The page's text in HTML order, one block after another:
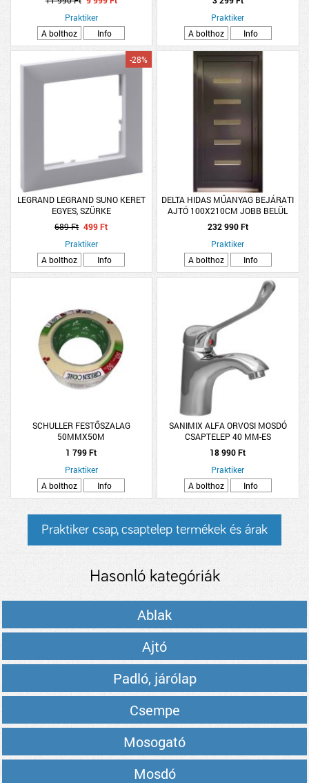
Praktiker
A bolthoz
Info
Praktiker
A bolthoz
Info
LEGRAND LEGRAND SUNO KERET
EGYES, SZÜRKE
-28%
689 Ft 499 Ft
Praktiker
A bolthoz
Info
DELTA HIDAS MŰANYAG BEJÁRATI
AJTÓ 100X210CM JOBB BELÜL
FEHÉR KÍVÜL ANTRACIT W5K SIMA
232 990 Ft
Praktiker
A bolthoz
Info
SCHULLER FESTŐSZALAG
50MMX50M
1 799 Ft
Praktiker
A bolthoz
Info
SANIMIX ALFA ORVOSI MOSDÓ
CSAPTELEP 40 MM-ES
KERÁMIABETÉTTEL
18 990 Ft
Praktiker
A bolthoz
Info
Praktiker csap, csaptelep termékek és árak
Hasonló kategóriák
Ablak
Ajtó
Padló, járólap
Csempe
Mosogató
Mosdó